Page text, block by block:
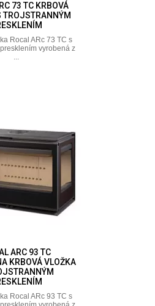
73 TC KRBOVÁ
TROJSTRANNÝM
Rocal ARc 73 TC s
vyrobená z
...
ARC 93 TC
KRBOVÁ VLOŽKA
Rocal ARc 93 TC s